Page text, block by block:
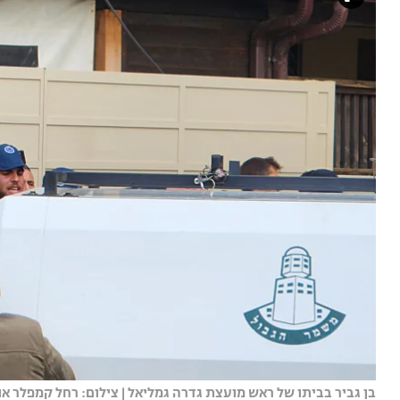
בן גביר בביתו של ראש מועצת גדרה גמליאל | צילום: רחל קמפלר